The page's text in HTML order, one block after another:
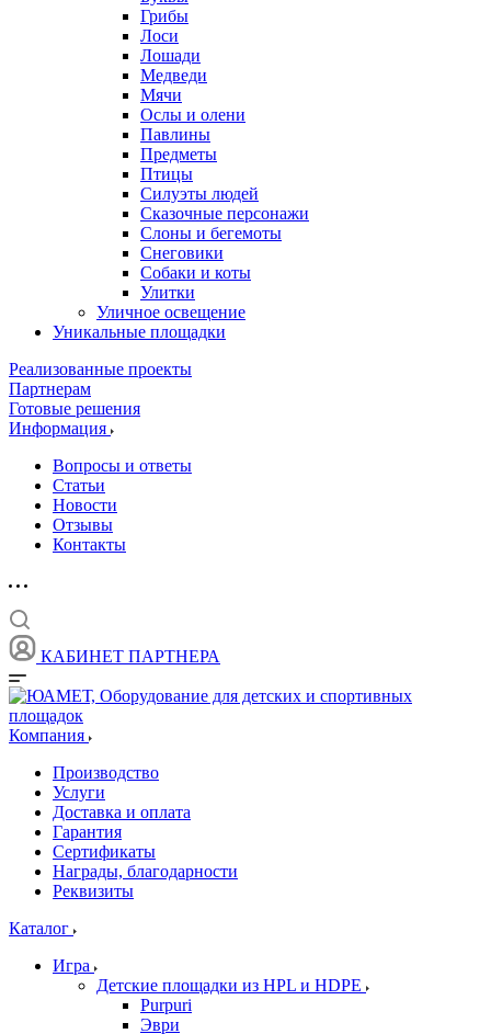
Грибы
Лоси
Лошади
Медведи
Мячи
Ослы и олени
Павлины
Предметы
Птицы
Силуэты людей
Сказочные персонажи
Слоны и бегемоты
Снеговики
Собаки и коты
Улитки
Уличное освещение
Уникальные площадки
Реализованные проекты
Партнерам
Готовые решения
Информация
Вопросы и ответы
Статьи
Новости
Отзывы
Контакты
КАБИНЕТ ПАРТНЕРА
Компания
Производство
Услуги
Доставка и оплата
Гарантия
Сертификаты
Награды, благодарности
Реквизиты
Каталог
Игра
Детские площадки из HPL и HDPE
Purpuri
Эври